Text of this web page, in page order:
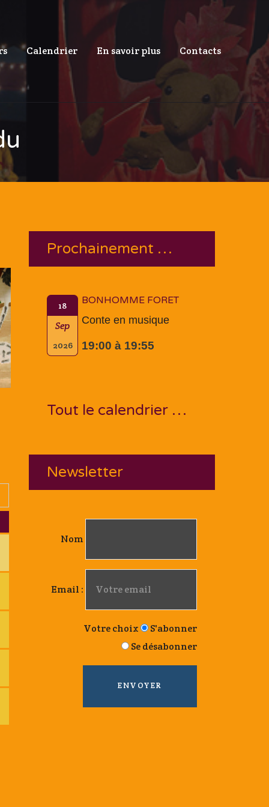
Calendrier En savoir plus Contacts
Prochainement …
18
Sep
2026
BONHOMME FORET
Conte en musique
19:00 à 19:55
Tout le calendrier …
Newsletter
Nom
Email :
Votre choix
S'abonner
Se désabonner